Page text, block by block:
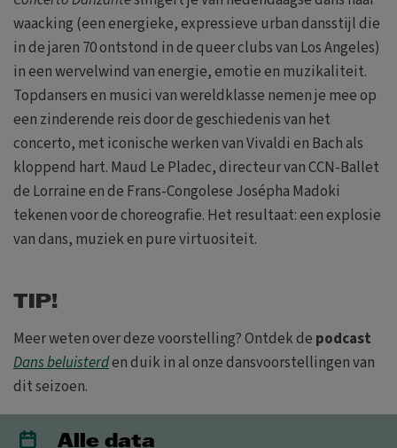
waacking (een energieke, expressieve urban dansstijl die
in de jaren 70 ontstond in de queer clubs van Los Angeles)
in een wervelwind van energie, emotie en muzikaliteit.
Topdansers en musici van wereldklasse nemen je mee op
een zinderende reis door de geschiedenis van het
concerto, met iconische werken van Vivaldi en Bach als
kloppend hart. Maud Le Pladec, directeur van CCN-Ballet
de Lorraine en de Frans-Congolese Josépha Madoki
tekenen voor de choreografie. Het resultaat: een explosie
van dans, muziek en pure virtuositeit.
TIP!
Meer weten over deze voorstelling? Ontdek de podcast
Dans beluisterden duik in al onze dansvoorstellingen van
dit seizoen.
Alle data